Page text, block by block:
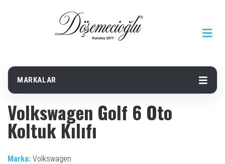
MARKALAR
Volkswagen Golf 6 Oto
Koltuk Kılıfı
Marka: Volkswagen